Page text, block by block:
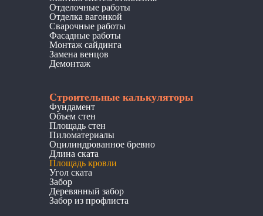
Отделочные работы
Отделка вагонкой
Сварочные работы
Фасадные работы
Монтаж сайдинга
Замена венцов
Демонтаж
Строительные калькуляторы
Фундамент
Объем стен
Площадь стен
Пиломатериалы
Оцилиндрованное бревно
Длина ската
Площадь кровли
Угол ската
Забор
Деревянный забор
Забор из профлиста